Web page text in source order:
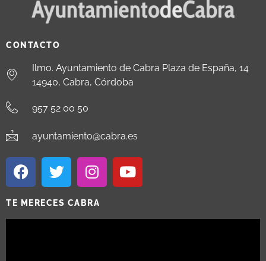
CONTACTO
Ilmo. Ayuntamiento de Cabra Plaza de España, 14
14940, Cabra, Córdoba
957 52 00 50
ayuntamiento@cabra.es
TE MERECES CABRA